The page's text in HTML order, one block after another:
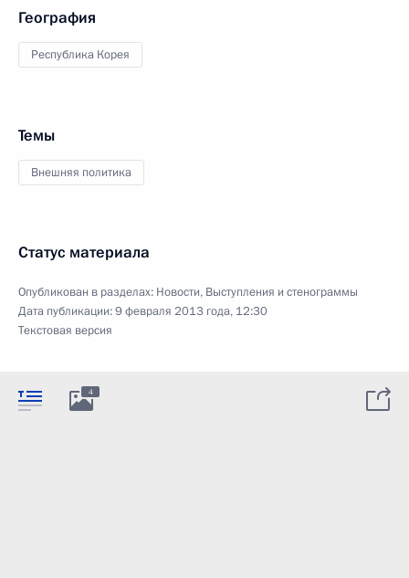
География
Республика Корея
Темы
Внешняя политика
Статус материала
Опубликован в разделах: Новости, Выступления и стенограммы
Дата публикации:9 февраля 2013 года, 12:30
Текстовая версия
4